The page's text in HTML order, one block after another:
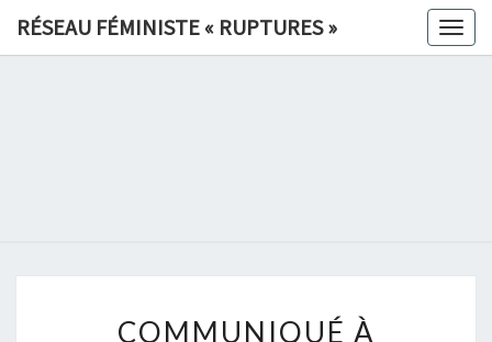
RÉSEAU FÉMINISTE « RUPTURES »
À
COMMUNIQUÉ À